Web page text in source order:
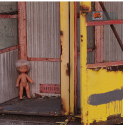
составляет
Включает она несколько
Понятное дело, что
здесь строгий
наблюдение,